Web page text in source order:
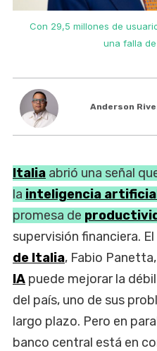
Con 29,5 millones de
una falla
Anderson
Italia abrió una señal
la inteligencia
promesa de
supervisión financiera.
de Italia, Fabio
IA puede mejorar la
del país, uno de sus
largo plazo. Pero en
banco central está en